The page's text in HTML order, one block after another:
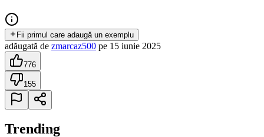
Fii primul care adaugă un exemplu
adăugată de zmarcaz500 pe 15 iunie 2025
776
155
Trending